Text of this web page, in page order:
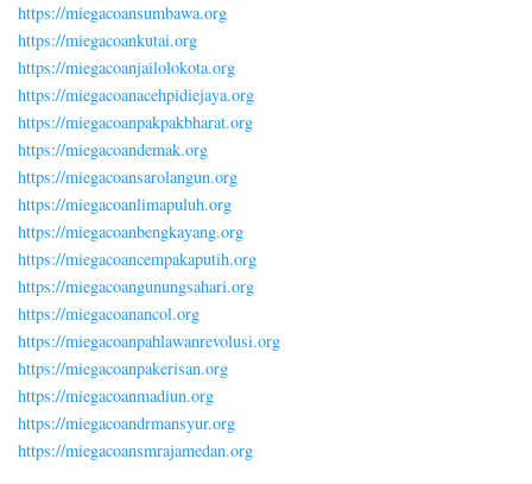
https://miegacoansumbawa.org
https://miegacoankutai.org
https://miegacoanjailolokota.org
https://miegacoanacehpidiejaya.org
https://miegacoanpakpakbharat.org
https://miegacoandemak.org
https://miegacoansarolangun.org
https://miegacoanlimapuluh.org
https://miegacoanbengkayang.org
https://miegacoancempakaputih.org
https://miegacoangunungsahari.org
https://miegacoanancol.org
https://miegacoanpahlawanrevolusi.org
https://miegacoanpakerisan.org
https://miegacoanmadiun.org
https://miegacoandrmansyur.org
https://miegacoansmrajamedan.org